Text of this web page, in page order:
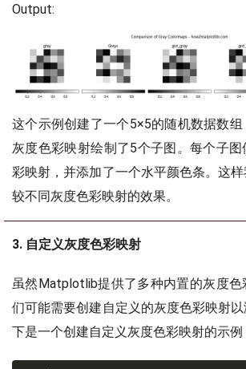
Output:
这个示例创建了一个5×5的随机数据数
灰度色彩映射绘制了5个子图。每个子
彩映射，并添加了一个水平颜色条。这
较不同灰度色彩映射的效果。
3. 自定义灰度色彩映射
虽然Matplotlib提供了多种内置的灰度色
们可能需要创建自定义的灰度色彩映射
下是一个创建自定义灰度色彩映射的示例